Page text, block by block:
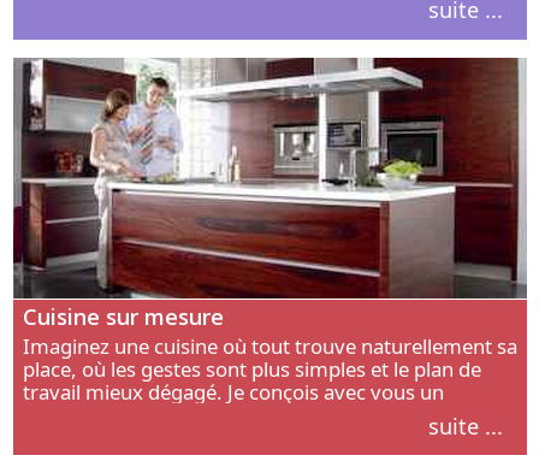
suite ...
Cuisine sur mesure
Imaginez une cuisine où tout trouve naturellement sa
place, où les gestes sont plus simples et le plan de
travail mieux dégagé. Je conçois avec vous un
aménagement adapté à votre manière de cuisiner, de
suite ...